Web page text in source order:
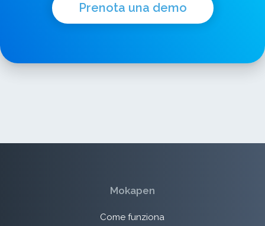
Prenota una demo
Mokapen
Come funziona